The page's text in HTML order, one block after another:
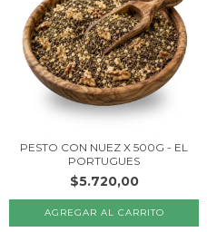
PESTO CON NUEZ X 500G - EL
PORTUGUES
$5.720,00